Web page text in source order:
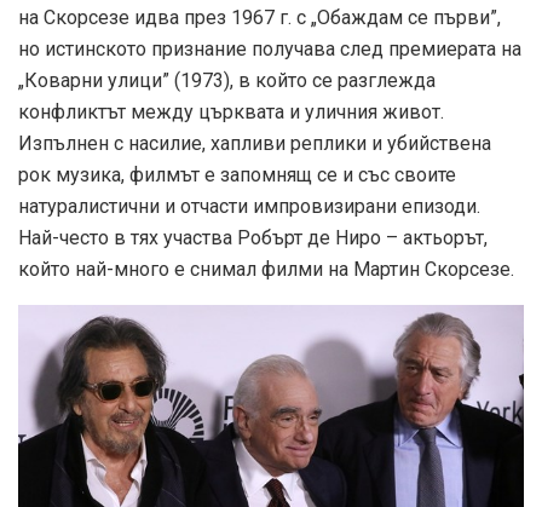
на Скорсезе идва през 1967 г. с „Обаждам се първи”,
но истинското признание получава след премиерата на
„Коварни улици” (1973), в който се разглежда
конфликтът между църквата и уличния живот.
Изпълнен с насилие, хапливи реплики и убийствена
рок музика, филмът е запомнящ се и със своите
натуралистични и отчасти импровизирани епизоди.
Най-често в тях участва Робърт де Ниро – актьорът,
който най-много е снимал филми на Мартин Скорсезе.